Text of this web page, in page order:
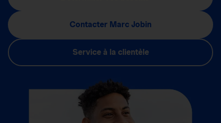
Contacter Marc Jobin
Service à la clientèle